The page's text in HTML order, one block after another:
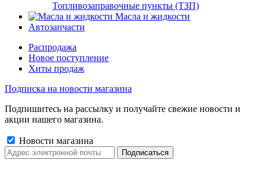
Топливозаправочные пункты (ТЗП)
Масла и жидкости
Автозапчасти
Распродажа
Новое поступление
Хиты продаж
Подписка на новости магазина
Подпишитесь на рассылку и получайте свежие новости и
акции нашего магазина.
Новости магазина